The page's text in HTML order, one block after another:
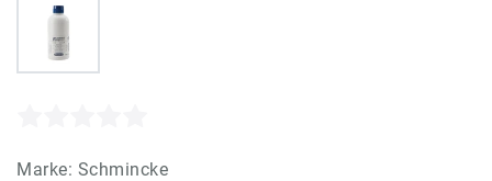
Marke: Schmincke